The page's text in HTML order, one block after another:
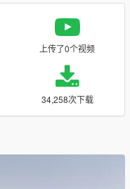
上传了0个视频
34,258次下载